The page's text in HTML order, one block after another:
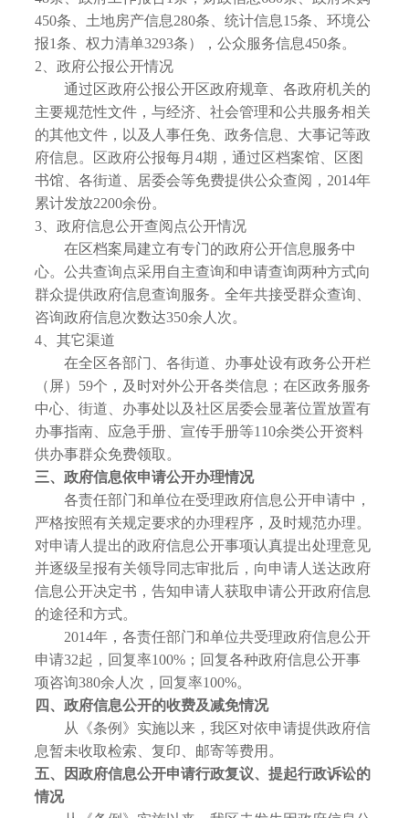
450条、土地房产信息280条、统计信息15条、环境公
报1条、权力清单3293条），公众服务信息450条。
2、政府公报公开情况
通过区政府公报公开区政府规章、各政府机关的
主要规范性文件，与经济、社会管理和公共服务相关
的其他文件，以及人事任免、政务信息、大事记等政
府信息。区政府公报每月4期，通过区档案馆、区图
书馆、各街道、居委会等免费提供公众查阅，2014年
累计发放2200余份。
3、政府信息公开查阅点公开情况
在区档案局建立有专门的政府公开信息服务中
心。公共查询点采用自主查询和申请查询两种方式向
群众提供政府信息查询服务。全年共接受群众查询、
咨询政府信息次数达350余人次。
4、其它渠道
在全区各部门、各街道、办事处设有政务公开栏
（屏）59个，及时对外公开各类信息；在区政务服务
中心、街道、办事处以及社区居委会显著位置放置有
办事指南、应急手册、宣传手册等110余类公开资料
供办事群众免费领取。
三、政府信息依申请公开办理情况
各责任部门和单位在受理政府信息公开申请中，
严格按照有关规定要求的办理程序，及时规范办理。
对申请人提出的政府信息公开事项认真提出处理意见
并逐级呈报有关领导同志审批后，向申请人送达政府
信息公开决定书，告知申请人获取申请公开政府信息
的途径和方式。
2014年，各责任部门和单位共受理政府信息公开
申请32起，回复率100%；回复各种政府信息公开事
项咨询380余人次，回复率100%。
四、政府信息公开的收费及减免情况
从《条例》实施以来，我区对依申请提供政府信
息暂未收取检索、复印、邮寄等费用。
五、因政府信息公开申请行政复议、提起行政诉讼的
情况